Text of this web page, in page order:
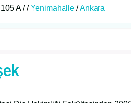
A / /Yenimahalle /Ankara